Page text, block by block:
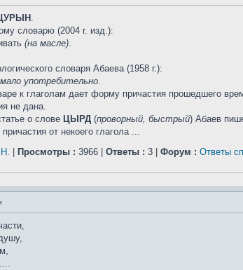
.
словарю (2004 г. изд.):
(на масле).
словаря Абаева (1958 г.):
мало употребительно.
к глаголам дает форму причастия
не дана.
о слове ЦЫРД (проворный, быстрый) Абаев
от некоего глагола ...
Просмотры : 3966 | Ответы : 3 | Форум : Ответы